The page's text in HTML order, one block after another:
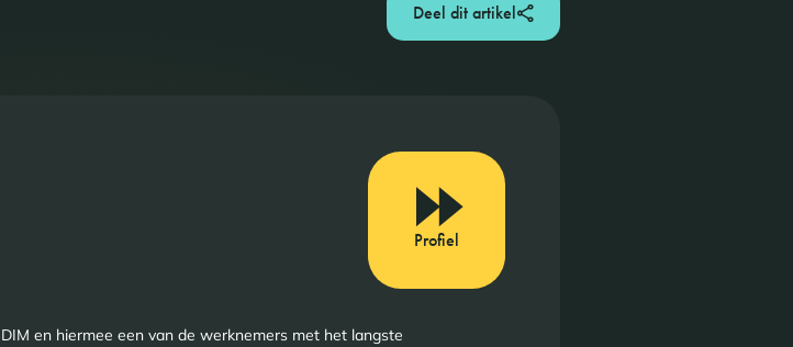
Deel dit artikel
Profiel
en hiermee een van de werknemers met het langste